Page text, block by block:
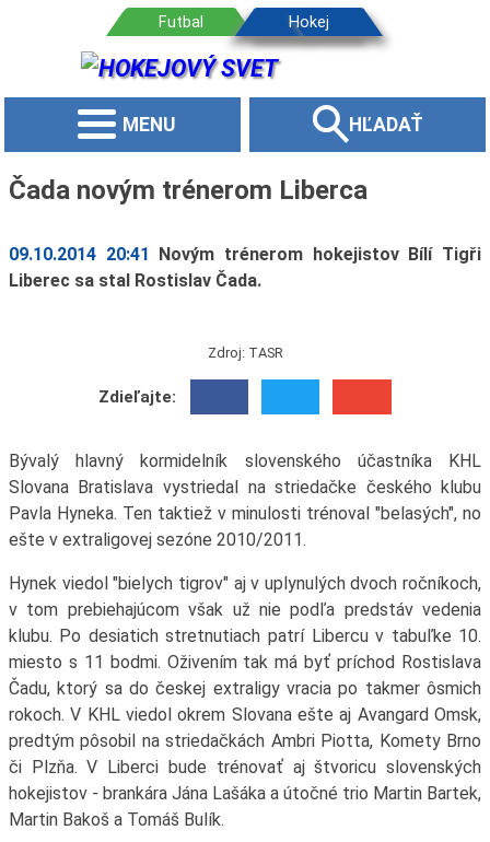
MENU HĽADAŤ
Čada novým trénerom Liberca
09.10.2014 20:41
Novým trénerom hokejistov Bílí Tigři
Liberec sa stal Rostislav Čada.
Zdroj: TASR
Zdieľajte:
Bývalý hlavný kormidelník slovenského účastníka KHL
Slovana Bratislava vystriedal na striedačke českého klubu
Pavla Hyneka. Ten taktiež v minulosti trénoval "belasých", no
ešte v extraligovej sezóne 2010/2011.
Hynek viedol "bielych tigrov" aj v uplynulých dvoch ročníkoch,
v tom prebiehajúcom však už nie podľa predstáv vedenia
klubu. Po desiatich stretnutiach patrí Libercu v tabuľke 10.
miesto s 11 bodmi. Oživením tak má byť príchod Rostislava
Čadu, ktorý sa do českej extraligy vracia po takmer ôsmich
rokoch. V KHL viedol okrem Slovana ešte aj Avangard Omsk,
predtým pôsobil na striedačkách Ambri Piotta, Komety Brno
či Plzňa. V Liberci bude trénovať aj štvoricu slovenských
hokejistov - brankára Jána Lašáka a útočné trio Martin Bartek,
Martin Bakoš a Tomáš Bulík.